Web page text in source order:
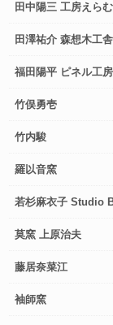
田中陽三 工房えらむ
田澤祐介 森想木工舎
福田陽平 ピネル工房
竹俣勇壱
竹内駿
羅以音窯
若杉麻衣子 Studio
莫窯 上原治夫
藤居奈菜江
袖師窯